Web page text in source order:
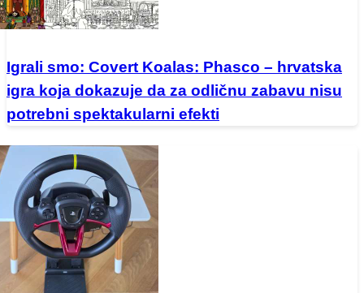
Igrali smo: Covert Koalas: Phasco – hrvatska
igra koja dokazuje da za odličnu zabavu nisu
potrebni spektakularni efekti